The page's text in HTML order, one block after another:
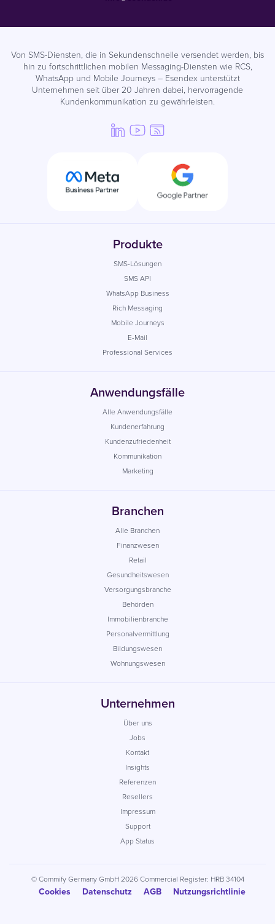
Von SMS-Diensten, die in Sekundenschnelle versendet werden, bis
hin zu fortschrittlichen mobilen Messaging-Diensten wie RCS,
WhatsApp und Mobile Journeys – Esendex unterstützt
Unternehmen seit über 20 Jahren dabei, hervorragende
Kundenkommunikation zu gewährleisten.
Produkte
SMS-Lösungen
SMS API
WhatsApp Business
Rich Messaging
Mobile Journeys
E-Mail
Professional Services
Anwendungsfälle
Alle Anwendungsfälle
Kundenerfahrung
Kundenzufriedenheit
Kommunikation
Marketing
Branchen
Alle Branchen
Finanzwesen
Retail
Gesundheitswesen
Versorgungsbranche
Behörden
Immobilienbranche
Personalvermittlung
Bildungswesen
Wohnungswesen
Unternehmen
Über uns
Jobs
Kontakt
Insights
Referenzen
Resellers
Impressum
Support
App Status
© Commify Germany GmbH 2026 Commercial Register: HRB 34104
Cookies Datenschutz AGB Nutzungsrichtlinie